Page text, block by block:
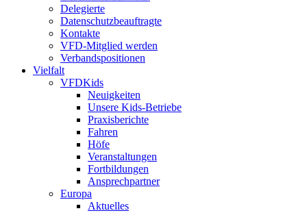
Delegierte
Datenschutzbeauftragte
Kontakte
VFD-Mitglied werden
Verbandspositionen
Vielfalt
VFDKids
Neuigkeiten
Unsere Kids-Betriebe
Praxisberichte
Fahren
Höfe
Veranstaltungen
Fortbildungen
Ansprechpartner
Europa
Aktuelles